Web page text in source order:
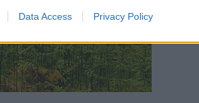
Data Access Privacy Policy